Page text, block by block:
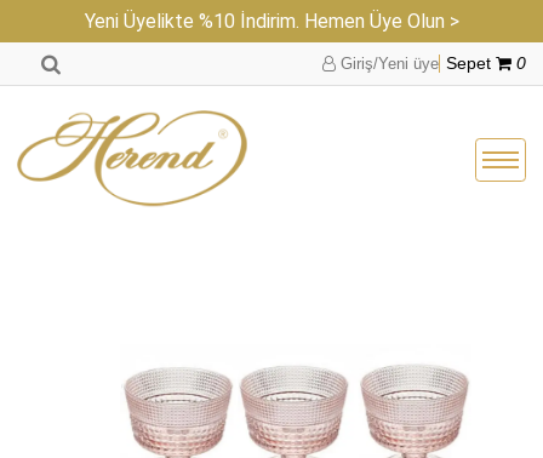
Yeni Üyelikte %10 İndirim. Hemen Üye Olun >
Giriş/Yeni üye Sepet 0